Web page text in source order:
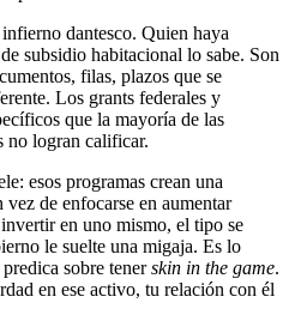
dantesco. Quien haya
subsidio habitacional lo sabe. Son
filas, plazos que se
Los grants federales y
que la mayoría de las
no logran calificar.
esos programas crean una
de enfocarse en aumentar
en uno mismo, el tipo se
le suelte una migaja. Es lo
sobre tenerskin in the game.
en ese activo, tu relación con él